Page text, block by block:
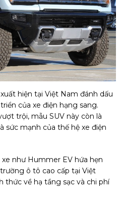
hiện tại Việt Nam đánh dấu
của xe điện hạng sang.
trội, mẫu SUV này còn là
sức mạnh của thế hệ xe điện
như Hummer EV hứa hẹn
ô tô cao cấp tại Việt
thức về hạ tầng sạc và chi phí